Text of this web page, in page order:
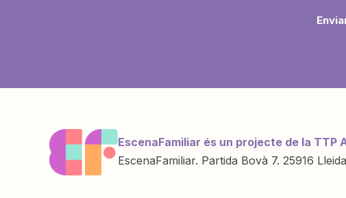
EscenaFamiliar és un projecte de la
EscenaFamiliar. Partida Bovà 7. 25916